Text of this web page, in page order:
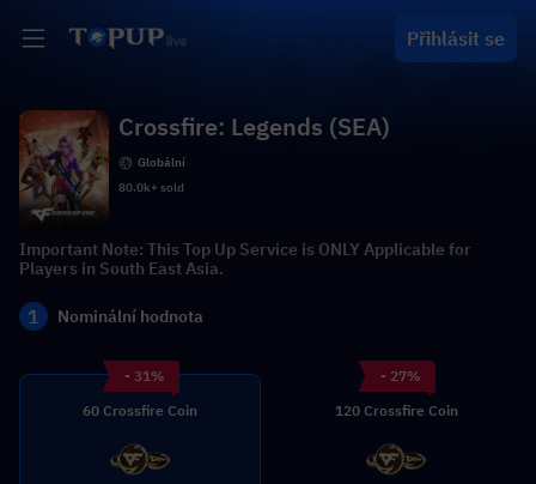
Přihlásit se
Crossfire: Legends (SEA)
Globální
80.0k+ sold
Important Note: This Top Up Service is ONLY Applicable for
Players in South East Asia.
1 Nominální hodnota
- 31%
60 Crossfire Coin
- 27%
120 Crossfire Coin